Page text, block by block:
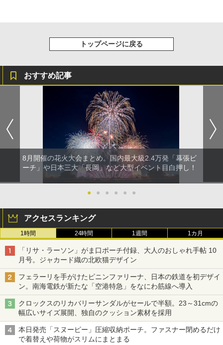
トップページに戻る
おすすめ記事
8月開催の花火大会まとめ。国内最大級2.4万発「幕張ビ
ーチ」や日本三大「長岡」など大型イベント目白押し！
● ● ● ● ● ●
アクセスランキング
1時間 24時間 1週間 1カ月
「リサ・ラーソン」がま口ポーチ付録、大人のおしゃれ手帖 10
月号。ジャカード織の北欧猫デザイン
フェラーリを手がけたピニンファリーナ、日本の鉄道を初デザイ
ン。南海電鉄が新たな「空港特急」をなにわ筋線へ導入
クロックスのリカバリーサンダルがセールで半額。23～31cmの
幅広いサイズ展開、独自のクッション素材を採用
本日発売「スヌーピー」圧縮収納ポーチ。ファスナー閉めるだけ
で着替えや荷物がスリムにまとまる